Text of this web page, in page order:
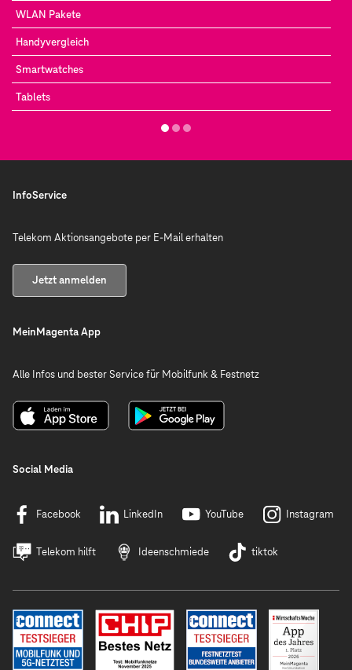
WLAN Pakete
Handyvergleich
Smartwatches
Tablets
InfoService
Telekom Aktionsangebote per E-Mail erhalten
Jetzt anmelden
MeinMagenta App
Alle Infos und bester Service für Mobilfunk & Festnetz
Social Media
Facebook LinkedIn YouTube Instagram
Telekom hilft Ideenschmiede tiktok